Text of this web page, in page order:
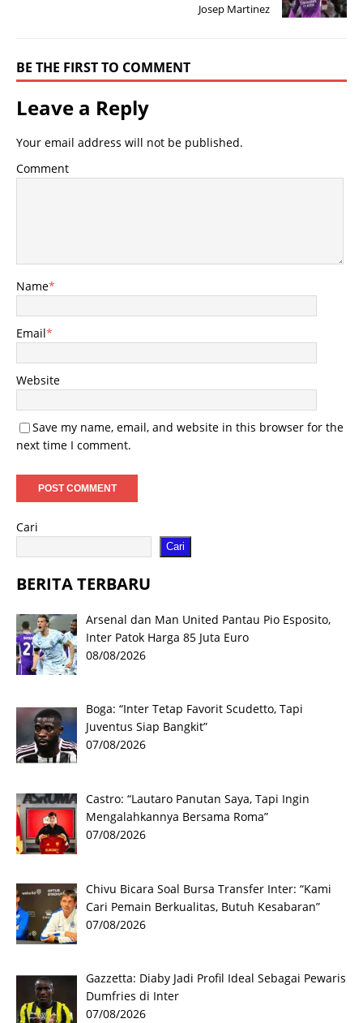
Josep Martinez
BE THE FIRST TO COMMENT
Leave a Reply
Your email address will not be published.
Comment
Name*
Email*
Website
Save my name, email, and website in this browser for the
next time I comment.
Cari
Cari
BERITA TERBARU
Arsenal dan Man United Pantau Pio Esposito,
Inter Patok Harga 85 Juta Euro
08/08/2026
Boga: “Inter Tetap Favorit Scudetto, Tapi
Juventus Siap Bangkit”
07/08/2026
Castro: “Lautaro Panutan Saya, Tapi Ingin
Mengalahkannya Bersama Roma”
07/08/2026
Chivu Bicara Soal Bursa Transfer Inter: “Kami
Cari Pemain Berkualitas, Butuh Kesabaran”
07/08/2026
Gazzetta: Diaby Jadi Profil Ideal Sebagai Pewaris
Dumfries di Inter
07/08/2026